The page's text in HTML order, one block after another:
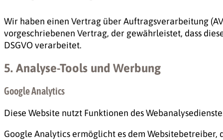
Wir haben einen Vertrag über Auftragsverarbeitung
vorgeschriebenen Vertrag, der gewährleistet, dass
DSGVO verarbeitet.
5. Analyse-Tools und Werbung
Google Analytics
Diese Website nutzt Funktionen des
Google Analytics ermöglicht es dem